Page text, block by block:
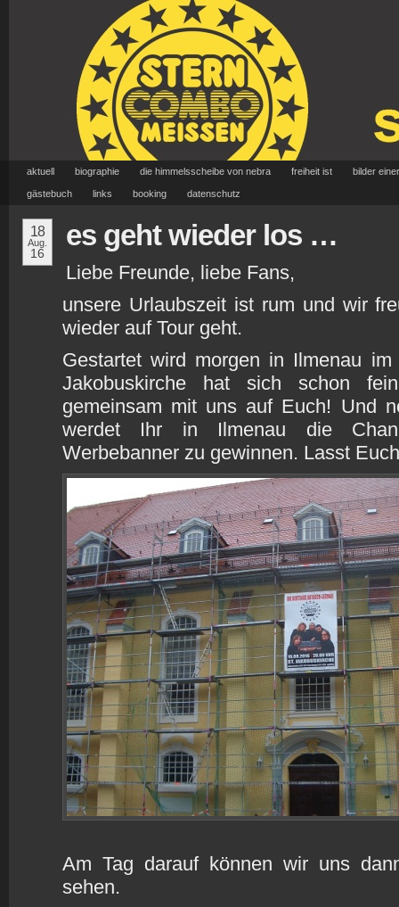
aktuell biographie die himmelsscheibe von nebra freiheit ist bilder
gästebuch links booking datenschutz
18
Aug.
16
es geht wieder los …
Liebe Freunde, liebe Fans,
unsere Urlaubszeit ist rum und wir
wieder auf Tour geht.
Gestartet wird morgen in Ilmenau
Jakobuskirche hat sich schon
gemeinsam mit uns auf Euch! Und
werdet Ihr in Ilmenau die
Werbebanner zu gewinnen. Lasst
Am Tag darauf können wir uns
sehen.